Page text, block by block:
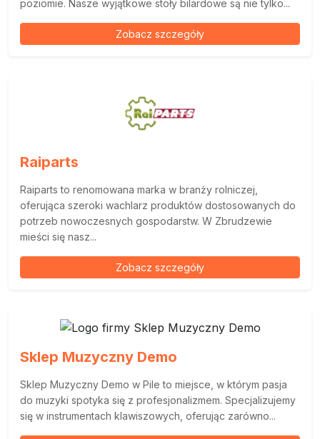
poziomie. Nasze wyjątkowe stoły bilardowe są nie tylko...
Zobacz szczegóły
Raiparts
Raiparts to renomowana marka w branży rolniczej,
oferująca szeroki wachlarz produktów dostosowanych do
potrzeb nowoczesnych gospodarstw. W Zbrudzewie
mieści się nasz...
Zobacz szczegóły
Sklep Muzyczny Demo
Sklep Muzyczny Demo w Pile to miejsce, w którym pasja
do muzyki spotyka się z profesjonalizmem. Specjalizujemy
się w instrumentach klawiszowych, oferując zarówno...